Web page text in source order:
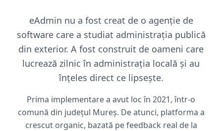
eAdmin nu a fost creat de o agenție de
software care a studiat administrația publică
din exterior. A fost construit de oameni care
lucrează zilnic în administrația locală și au
înțeles direct ce lipsește.
Prima implementare a avut loc în 2021, într-o
comună din județul Mureș. De atunci, platforma a
crescut organic, bazată pe feedback real de la